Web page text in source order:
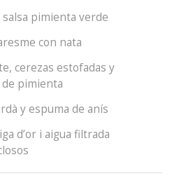
pimienta verde
con nata
cerezas estofadas y
de pimienta
y espuma de anís
d’or i aigua filtrada